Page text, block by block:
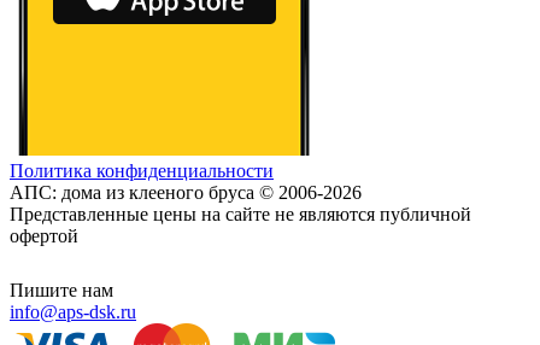
Политика конфиденциальности
АПС: дома из клееного бруса © 2006-2026
Представленные цены на сайте не являются публичной
офертой
Пишите нам
info@aps-dsk.ru